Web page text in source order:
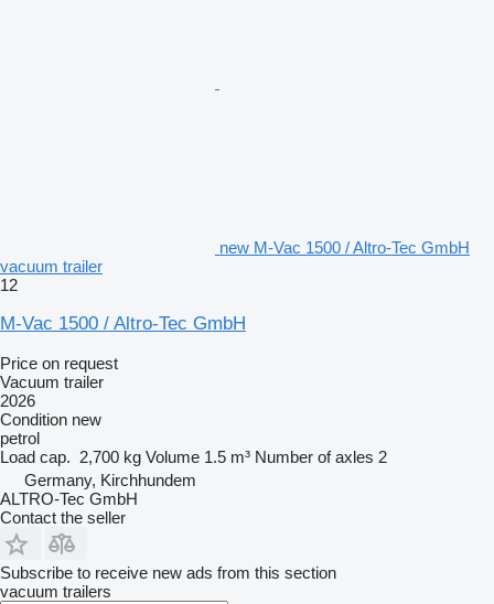
new M-Vac 1500 / Altro-Tec GmbH
vacuum trailer
12
M-Vac 1500 / Altro-Tec GmbH
Price on request
Vacuum trailer
2026
Condition new
petrol
Load cap. 2,700 kg Volume 1.5 m³ Number of axles 2
Germany, Kirchhundem
ALTRO-Tec GmbH
Contact the seller
Subscribe to receive new ads from this section
vacuum trailers